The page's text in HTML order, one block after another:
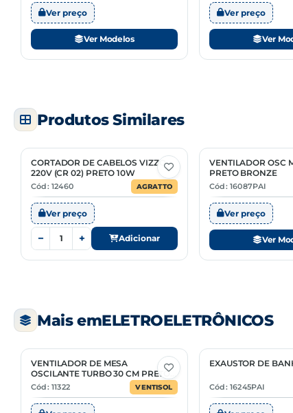
Cabo de 175cm:
Ver preço
Ver Modelos
Ver preço
Ver
Produtos Similares
CORTADOR DE CABELOS VIZZO
220V (CR 02) PRETO 10W
Cód: 12460 AGRATTO
Ver preço
− + Adicionar
2 Opções
VENTILADOR OSC
PRETO BRONZE
Cód: 16087PAI
Ver preço
Ver
Mais emELETROELETRÔNICOS
VENTILADOR DE MESA
OSCILANTE TURBO 30 CM PRETO
6 PÁS 220V
Cód: 11322 VENTISOL
3 Opções
EXAUSTOR DE
Cód: 16245PAI